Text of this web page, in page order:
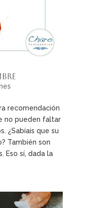
recomendación
no pueden faltar
¿Sabíais que su
También son
Eso sí, dada la